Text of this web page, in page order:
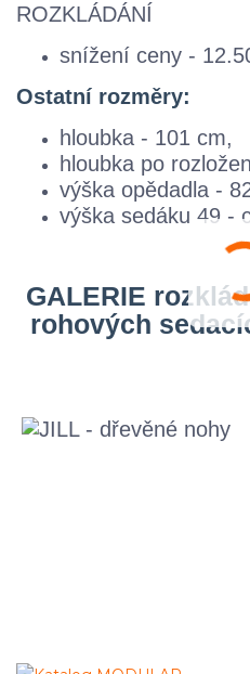
ROZKLÁDÁNÍ
snížení ceny -
Ostatní rozměry:
hloubka - 101 cm,
hloubka po
výška opědadla -
výška sedáku 49 -
GALERIE
rohových